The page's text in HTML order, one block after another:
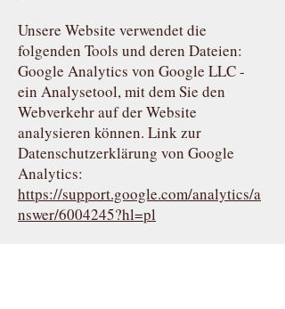
Unsere Website verwendet die
folgenden Tools und deren Dateien:
Google Analytics von Google LLC -
ein Analysetool, mit dem Sie den
Webverkehr auf der Website
analysieren können. Link zur
Datenschutzerklärung von Google
Analytics:
https://support.google.com/analytics/a
nswer/6004245?hl=pl